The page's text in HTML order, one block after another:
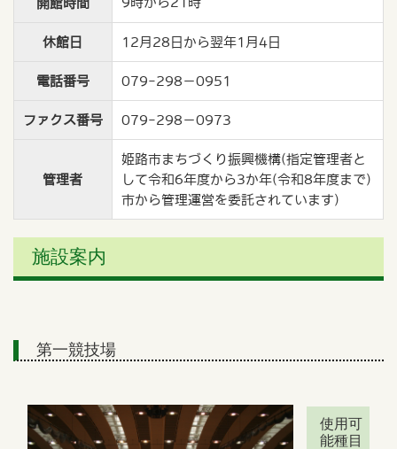
開館時間
休館日 12月28日から翌年1月4日
電話番号 079-298－0951
ファクス番号 079-298－0973
管理者
姫路市まちづくり振興機構(指定管理者と
して令和6年度から3か年(令和8年度まで)
市から管理運営を委託されています)
施設案内
第一競技場
使用可
能種目